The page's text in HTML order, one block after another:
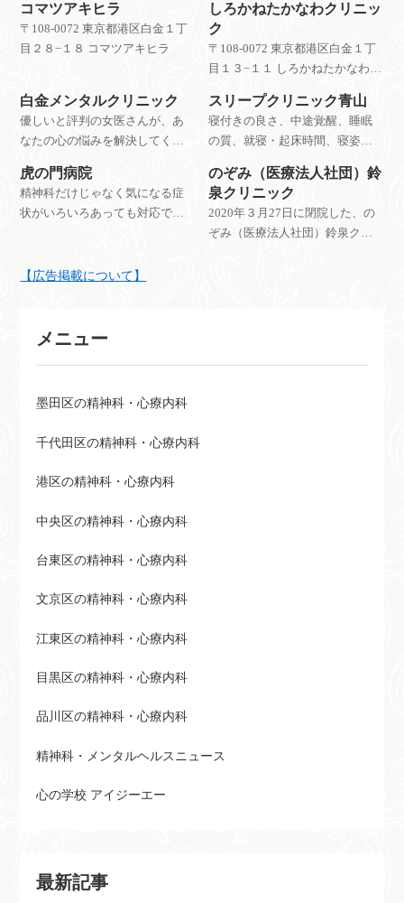
コマツアキヒラ
〒108-0072 東京都港区白金１丁
目２８−１８ コマツアキヒラ
しろかねたかなわクリニッ
ク
〒108-0072 東京都港区白金１丁
目１３−１１ しろかねたかなわク
白金メンタルクリニック
優しいと評判の女医さんが、あ
なたの心の悩みを解決してくれ
スリープクリニック青山
寝付きの良さ、中途覚醒、睡眠
の質、就寝・起床時間、寝姿や
患や、隠れた病気などが判明す
る場合があります。
虎の門病院
精神科だけじゃなく気になる症
状がいろいろあっても対応でき
のぞみ（医療法人社団）鈴
泉クリニック
2020年３月27日に閉院した、の
ぞみ（医療法人社団）鈴泉クリ
【広告掲載について】
メニュー
墨田区の精神科・心療内科
千代田区の精神科・心療内科
港区の精神科・心療内科
中央区の精神科・心療内科
台東区の精神科・心療内科
文京区の精神科・心療内科
江東区の精神科・心療内科
目黒区の精神科・心療内科
品川区の精神科・心療内科
精神科・メンタルヘルスニュース
心の学校 アイジーエー
最新記事